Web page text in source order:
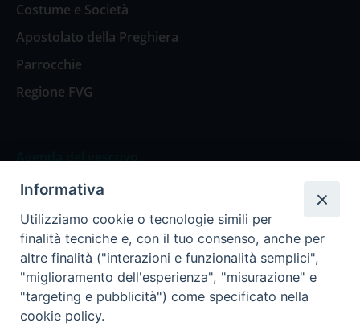
Costume e Società
Apostolato della Preghiera
Parrocchie
Regione FVG
Agenda del vescovo
Agenda del vescovo
Privacy Policy Trasparenza
Informativa
Utilizziamo cookie o tecnologie simili per
finalità tecniche e, con il tuo consenso, anche per
altre finalità ("interazioni e funzionalità semplici",
"miglioramento dell'esperienza", "misurazione" e
"targeting e pubblicità") come specificato nella
cookie policy.